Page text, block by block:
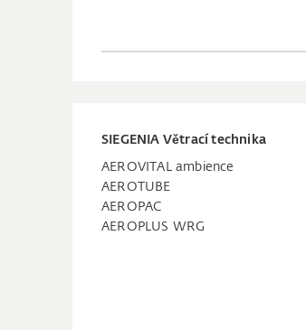
SIEGENIA Větrací technika
AEROVITAL ambience
AEROTUBE
AEROPAC
AEROPLUS WRG